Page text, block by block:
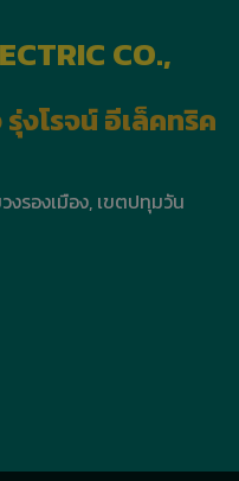
CO.,
งโรจน์ อีเล็คทริค
รองเมือง, เขตปทุมวัน